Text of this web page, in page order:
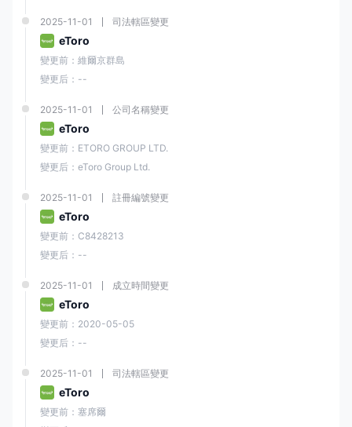
2025-11-01 司法轄區變更
eToro
變更前：維爾京群島
變更后：--
2025-11-01 公司名稱變更
eToro
變更前：ETORO GROUP LTD.
變更后：eToro Group Ltd.
2025-11-01 註冊編號變更
eToro
變更前：C8428213
變更后：--
2025-11-01 成立時間變更
eToro
變更前：2020-05-05
變更后：--
2025-11-01 司法轄區變更
eToro
變更前：塞席爾